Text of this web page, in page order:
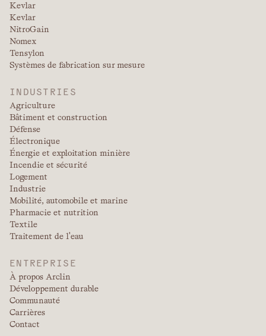
Kevlar
Kevlar
NitroGain
Nomex
Tensylon
Systèmes de fabrication sur mesure
INDUSTRIES
Agriculture
Bâtiment et construction
Défense
Électronique
Énergie et exploitation minière
Incendie et sécurité
Logement
Industrie
Mobilité, automobile et marine
Pharmacie et nutrition
Textile
Traitement de l'eau
ENTREPRISE
À propos Arclin
Développement durable
Communauté
Carrières
Contact